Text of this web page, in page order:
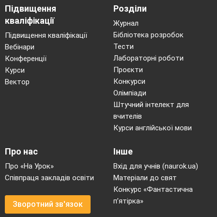
казки «Ріпка».
Закріплення слів-назв
предметів, ознак, дій.
Письмо елементів
великої букви А. Письмо
великої букви А.
27. [о].Позначення
його буквою
«о».
Формування аудіативних
умінь за текстом Ю.
Старостенком (с. 31).
Підвищення
кваліфікації
Підвищення кваліфікації
Вебінари
Конференції
Курси
Вектор
Розділи
Журнал
Бібліотека розробок
Тести
Лабораторні роботи
Проєкти
Конкурси
Олімпіади
Штучний інтелект для
вчителів
Курси англійської мови
Про нас
Про «На Урок»
Співпраця закладів освіти
Зворотний зв'язок
Інше
Вхід для учнів (naurok.ua)
Матеріали до свят
Конкурс «Фантастична
п’ятірка»